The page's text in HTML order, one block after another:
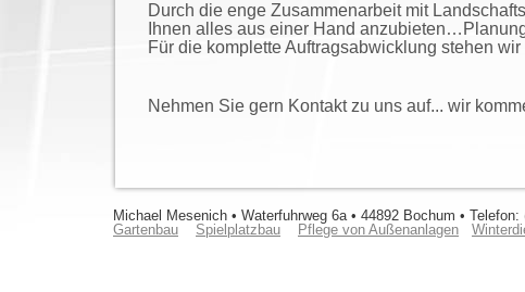
Durch die enge Zusammenarbeit mit
Ihnen alles aus einer Hand
Für die komplette Auftragsabwicklung stehen
Nehmen Sie gern Kontakt zu uns auf... wir
Michael Mesenich • Waterfuhrweg 6a • 44892 Bochum •
Gartenbau
Spielplatzbau Pflege von Außenanlagen